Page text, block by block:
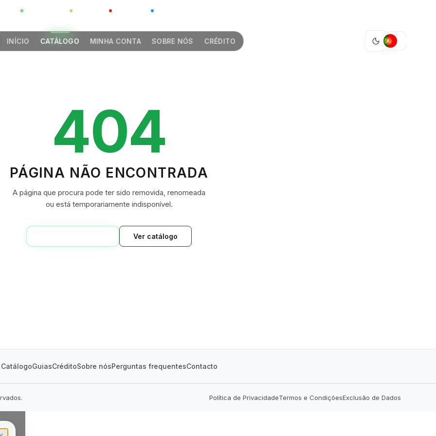
GLOBAL CHINA
INÍCIO CATÁLOGO MINHA CONTA SOBRE NÓS CRÉDITO
GREEN VILLAGE
404
PÁGINA NÃO ENCONTRADA
A página que procura pode ter sido removida, renomeada
ou está temporariamente indisponível.
Ver catálogo
CatálogoGuiasCréditoSobre nósPerguntas frequentesContacto
Política de PrivacidadeTermos e CondiçõesExclusão de Dados